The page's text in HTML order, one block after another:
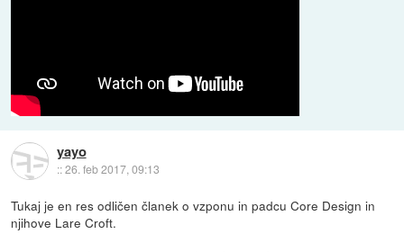
yayo
::26. feb 2017, 09:13
Tukaj je en res odličen članek o vzponu in padcu Core Design in
njihove Lare Croft.